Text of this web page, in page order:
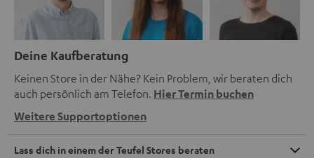
Deine Kaufberatung
Keinen Store in der Nähe? Kein Problem, wir beraten dich
auch persönlich am Telefon. Hier Termin buchen
Weitere Supportoptionen
Lass dich in einem der Teufel Stores beraten